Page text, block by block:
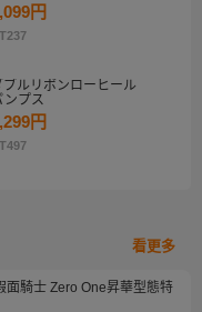
円
ブルリボンローヒール
ンプス
円
看更多
面騎士 Zero One昇華型態特